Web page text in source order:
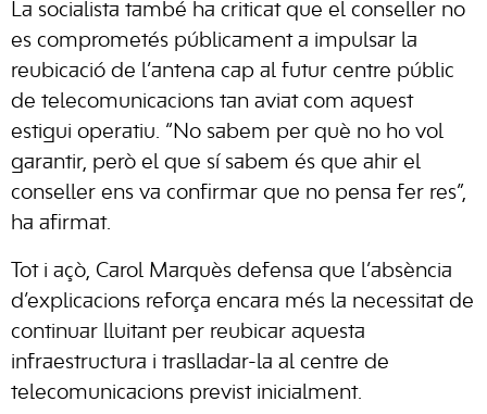
La socialista també ha criticat que el conseller no
es comprometés públicament a impulsar la
reubicació de l’antena cap al futur centre públic
de telecomunicacions tan aviat com aquest
estigui operatiu. “No sabem per què no ho vol
garantir, però el que sí sabem és que ahir el
conseller ens va confirmar que no pensa fer res”,
ha afirmat.
Tot i açò, Carol Marquès defensa que l’absència
d’explicacions reforça encara més la necessitat de
continuar lluitant per reubicar aquesta
infraestructura i traslladar-la al centre de
telecomunicacions previst inicialment.